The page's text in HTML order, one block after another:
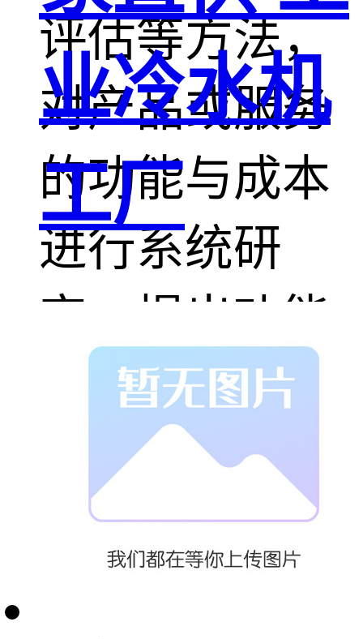
评估等方法，
对产品或服务
的功能与成本
进行系统研
究，提出功能
改进和成本降
低方案。实训
培养学员的成
业冷水机
工厂